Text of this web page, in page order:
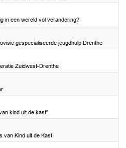
in een wereld vol verandering?
gespecialiseerde jeugdhulp Drenthe
Zuidwest-Drenthe
kind uit de kast''
van Kind uit de Kast